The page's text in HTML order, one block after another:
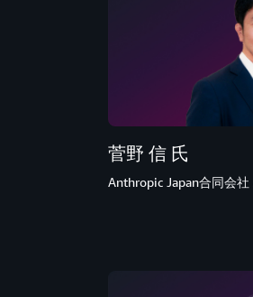
菅野 信 氏
Anthropic Japan合同会